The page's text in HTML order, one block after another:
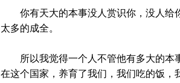
你有天大的本事没人赏识你，没人给
太多的成全。
所以我觉得一个人不管他有多大的本
在这个国家，养育了我们，我们吃的饭